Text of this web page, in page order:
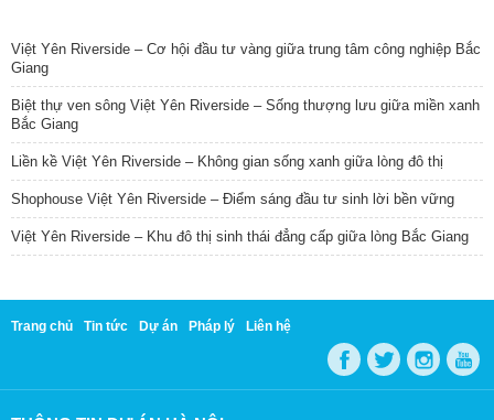
Việt Yên Riverside – Cơ hội đầu tư vàng giữa trung tâm công nghiệp Bắc
Giang
Biệt thự ven sông Việt Yên Riverside – Sống thượng lưu giữa miền xanh
Bắc Giang
Liền kề Việt Yên Riverside – Không gian sống xanh giữa lòng đô thị
Shophouse Việt Yên Riverside – Điểm sáng đầu tư sinh lời bền vững
Việt Yên Riverside – Khu đô thị sinh thái đẳng cấp giữa lòng Bắc Giang
Trang chủ Tin tức Dự án Pháp lý Liên hệ